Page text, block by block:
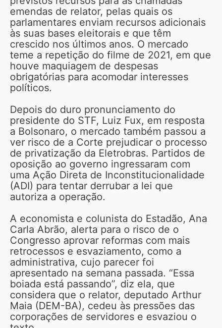
emendas de relator, pelas quais os
parlamentares enviam recursos adicionais
às suas bases eleitorais e que têm
crescido nos últimos anos. O mercado
teme a repetição do filme de 2021, em que
houve maquiagem de despesas
obrigatórias para acomodar interesses
políticos.
Depois do duro pronunciamento do
presidente do STF, Luiz Fux, em resposta
a Bolsonaro, o mercado também passou a
ver risco de a Corte prejudicar o processo
de privatização da Eletrobras. Partidos de
oposição ao governo ingressaram com
uma Ação Direta de Inconstitucionalidade
(ADI) para tentar derrubar a lei que
autoriza a operação.
A economista e colunista do Estadão, Ana
Carla Abrão, alerta para o risco de o
Congresso aprovar reformas com mais
retrocessos e esvaziamento, como a
administrativa, cujo parecer foi
apresentado na semana passada. “Essa
boiada está passando”, diz ela, que
considera que o relator, deputado Arthur
Maia (DEM-BA), cedeu às pressões das
corporações de servidores e esvaziou o